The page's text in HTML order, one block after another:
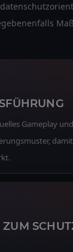
Gameplay
SCHUTZ